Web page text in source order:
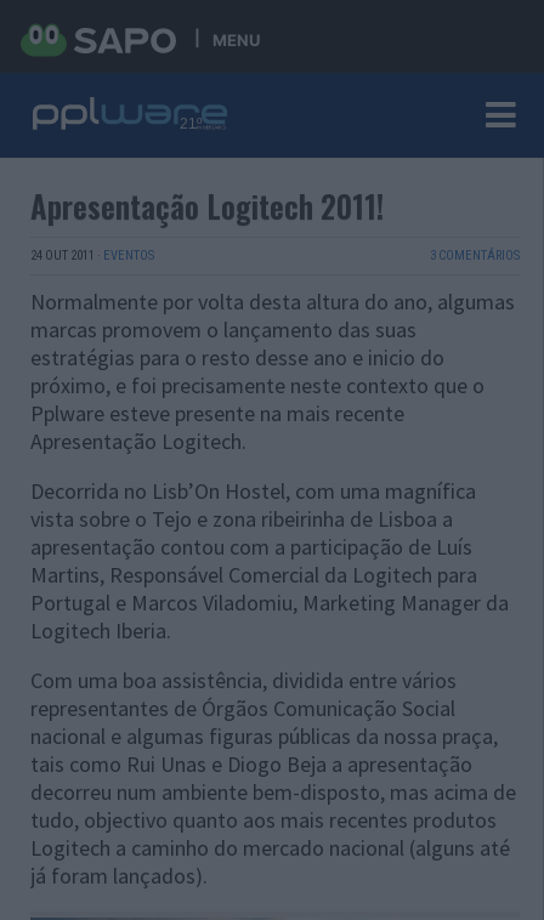
MENU
Apresentação Logitech 2011!
24 OUT 2011 · EVENTOS 3 COMENTÁRIOS
Normalmente por volta desta altura do ano, algumas
marcas promovem o lançamento das suas
estratégias para o resto desse ano e inicio do
próximo, e foi precisamente neste contexto que o
Pplware esteve presente na mais recente
Apresentação Logitech.
Decorrida no Lisb’On Hostel, com uma magnífica
vista sobre o Tejo e zona ribeirinha de Lisboa a
apresentação contou com a participação de Luís
Martins, Responsável Comercial da Logitech para
Portugal e Marcos Viladomiu, Marketing Manager da
Logitech Iberia.
Com uma boa assistência, dividida entre vários
representantes de Órgãos Comunicação Social
nacional e algumas figuras públicas da nossa praça,
tais como Rui Unas e Diogo Beja a apresentação
decorreu num ambiente bem-disposto, mas acima de
tudo, objectivo quanto aos mais recentes produtos
Logitech a caminho do mercado nacional (alguns até
já foram lançados).